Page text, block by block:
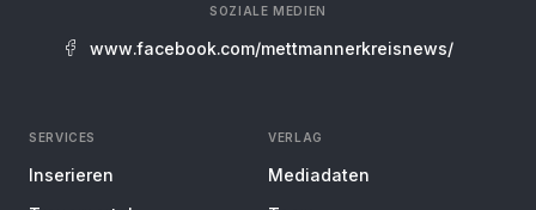
SOZIALE MEDIEN
www.facebook.com/mettmannerkreisnews/
SERVICES
Inserieren
VERLAG
Mediadaten